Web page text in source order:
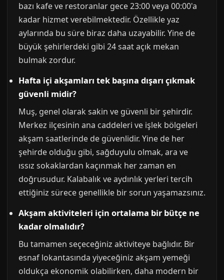
bazı kafe ve restoranlar gece 23:00 veya 00:00'a
kadar hizmet verebilmektedir. Özellikle yaz
aylarında bu süre biraz daha uzayabilir. Yine de
büyük şehirlerdeki gibi 24 saat açık mekan
bulmak zordur.
Hafta içi akşamları tek başına dışarı çıkmak
güvenli midir?
Muş, genel olarak sakin ve güvenli bir şehirdir.
Merkez ilçesinin ana caddeleri ve işlek bölgeleri
akşam saatlerinde de güvenlidir. Yine de her
şehirde olduğu gibi, sağduyulu olmak, ara ve
ıssız sokaklardan kaçınmak her zaman en
doğrusudur. Kalabalık ve aydınlık yerleri tercih
ettiğiniz sürece genellikle bir sorun yaşamazsınız.
Akşam aktiviteleri için ortalama bir bütçe ne
kadar olmalıdır?
Bu tamamen seçeceğiniz aktiviteye bağlıdır. Bir
esnaf lokantasında yiyeceğiniz akşam yemeği
oldukça ekonomik olabilirken, daha modern bir